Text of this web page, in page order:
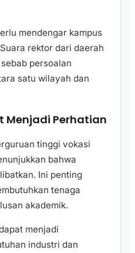
mendengar kampus
rektor dari daerah
persoalan
satu wilayah dan
Menjadi Perhatian
tinggi vokasi
bahwa
Ini penting
tenaga
akademik.
menjadi
industri dan